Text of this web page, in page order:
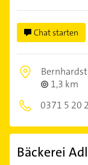
Chat starten
1,3 km
0371 5 20
Bäckerei